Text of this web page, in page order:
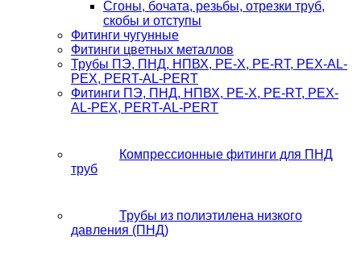
Сгоны, бочата, резьбы, отрезки труб,
скобы и отступы
Фитинги чугунные
Фитинги цветных металлов
Трубы ПЭ, ПНД, НПВХ, PE-X, PE-RT, PEX-AL-
PEX, PERT-AL-PERT
Фитинги ПЭ, ПНД, НПВХ, PE-X, PE-RT, PEX-
AL-PEX, PERT-AL-PERT
Компрессионные фитинги для ПНД
труб
Трубы из полиэтилена низкого
давления (ПНД)